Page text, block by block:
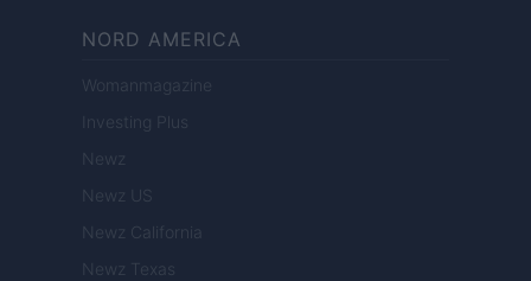
NORD AMERICA
Womanmagazine
Investing Plus
Newz
Newz US
Newz California
Newz Texas